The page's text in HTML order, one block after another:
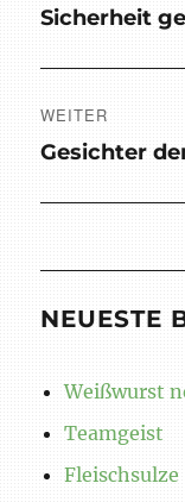
Vorheriger
Sicherheit
WEITER
Nächster
Gesichter
NEUESTE
Weißwurst
Teamgeist
Fleischsulze